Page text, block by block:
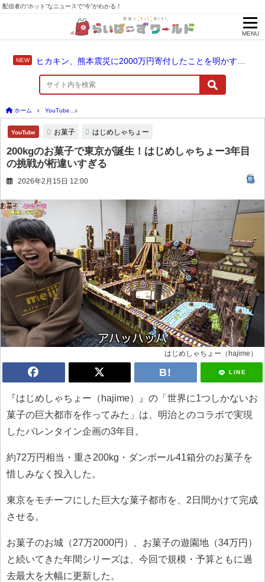
配信者の“ホット”なニュースで“今”がわかる！
MENU
ホーム YouTube
YouTube お菓子 はじめしゃちょー
200kgのお菓子で東京が誕生！はじめしゃちょー3年目
の挑戦が桁違いすぎる
2026年2月15日 12:00
はじめしゃちょー（hajime）
LINE
『はじめしゃちょー（hajime）』の「世界に1つしかないお
菓子の巨大都市を作ってみた」は、明治とのコラボで実現
したバレンタイン企画の3年目。
約72万円相当・重さ200kg・ダンボール41箱分のお菓子を
惜しみなく投入した。
東京をモチーフにした巨大な菓子都市を、2日間かけて完成
させる。
お菓子のお城（27万2000円）、お菓子の遊園地（34万円）
と続いてきた年間シリーズは、今回で規模・予算ともに過
去最大を大幅に更新した。